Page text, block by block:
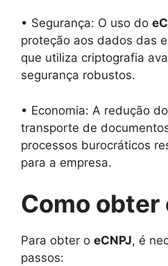
• Segurança: O uso do
proteção aos dados das
que utiliza criptografia
segurança robustos.
• Economia: A redução
transporte de
processos burocráticos
para a empresa.
Como obter
Para obter o eCNPJ, é
passos: